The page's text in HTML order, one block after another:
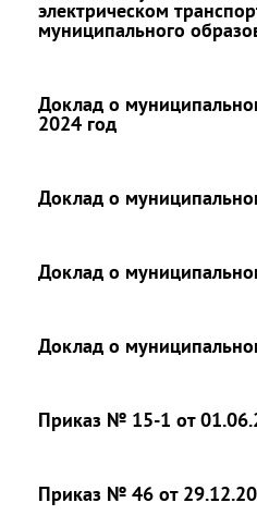
электрическом
муниципального
Доклад о
2024 год
Доклад о
Доклад о
Доклад о
Приказ № 15-1 от
Приказ № 46 от